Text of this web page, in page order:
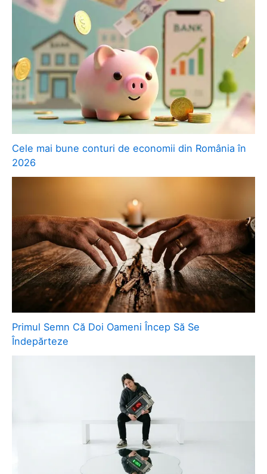
Cele mai bune conturi de economii din România în
2026
Primul Semn Că Doi Oameni Încep Să Se
Îndepărteze